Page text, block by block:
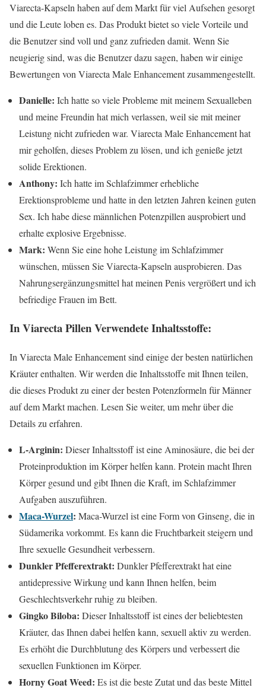
Viarecta-Kapseln haben auf dem Markt für viel Aufsehen gesorgt
und die Leute loben es. Das Produkt bietet so viele Vorteile und
die Benutzer sind voll und ganz zufrieden damit. Wenn Sie
neugierig sind, was die Benutzer dazu sagen, haben wir einige
Bewertungen von Viarecta Male Enhancement zusammengestellt.
Danielle: Ich hatte so viele Probleme mit meinem Sexualleben
und meine Freundin hat mich verlassen, weil sie mit meiner
Leistung nicht zufrieden war. Viarecta Male Enhancement hat
mir geholfen, dieses Problem zu lösen, und ich genieße jetzt
solide Erektionen.
Anthony: Ich hatte im Schlafzimmer erhebliche
Erektionsprobleme und hatte in den letzten Jahren keinen guten
Sex. Ich habe diese männlichen Potenzpillen ausprobiert und
erhalte explosive Ergebnisse.
Mark: Wenn Sie eine hohe Leistung im Schlafzimmer
wünschen, müssen Sie Viarecta-Kapseln ausprobieren. Das
Nahrungsergänzungsmittel hat meinen Penis vergrößert und ich
befriedige Frauen im Bett.
In Viarecta Pillen Verwendete Inhaltsstoffe:
In Viarecta Male Enhancement sind einige der besten natürlichen
Kräuter enthalten. Wir werden die Inhaltsstoffe mit Ihnen teilen,
die dieses Produkt zu einer der besten Potenzformeln für Männer
auf dem Markt machen. Lesen Sie weiter, um mehr über die
Details zu erfahren.
L-Arginin: Dieser Inhaltsstoff ist eine Aminosäure, die bei der
Proteinproduktion im Körper helfen kann. Protein macht Ihren
Körper gesund und gibt Ihnen die Kraft, im Schlafzimmer
Aufgaben auszuführen.
Maca-Wurzel: Maca-Wurzel ist eine Form von Ginseng, die in
Südamerika vorkommt. Es kann die Fruchtbarkeit steigern und
Ihre sexuelle Gesundheit verbessern.
Dunkler Pfefferextrakt: Dunkler Pfefferextrakt hat eine
antidepressive Wirkung und kann Ihnen helfen, beim
Geschlechtsverkehr ruhig zu bleiben.
Gingko Biloba: Dieser Inhaltsstoff ist eines der beliebtesten
Kräuter, das Ihnen dabei helfen kann, sexuell aktiv zu werden.
Es erhöht die Durchblutung des Körpers und verbessert die
sexuellen Funktionen im Körper.
Horny Goat Weed: Es ist die beste Zutat und das beste Mittel